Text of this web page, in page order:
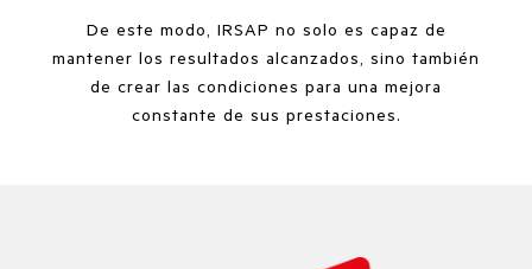
De este modo, IRSAP no solo es capaz de
mantener los resultados alcanzados, sino también
de crear las condiciones para una mejora
constante de sus prestaciones.